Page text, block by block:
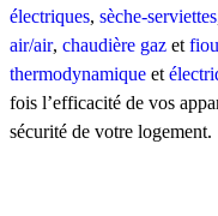
électriques, sèche-serviettes
air/air, chaudière gaz et
thermodynamique et
fois l’efficacité de vos
sécurité de votre logement.